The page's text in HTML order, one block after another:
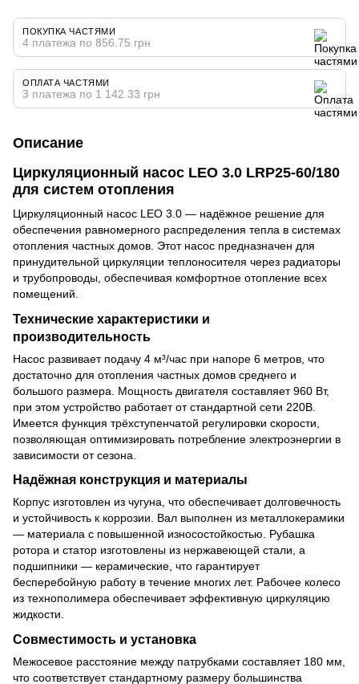
ПОКУПКА ЧАСТЯМИ
4 платежа по 856.75 грн
ОПЛАТА ЧАСТЯМИ
3 платежа по 1 142.33 грн
Описание
Циркуляционный насос LEO 3.0 LRP25-60/180
для систем отопления
Циркуляционный насос LEO 3.0 — надёжное решение для
обеспечения равномерного распределения тепла в системах
отопления частных домов. Этот насос предназначен для
принудительной циркуляции теплоносителя через радиаторы
и трубопроводы, обеспечивая комфортное отопление всех
помещений.
Технические характеристики и
производительность
Насос развивает подачу 4 м³/час при напоре 6 метров, что
достаточно для отопления частных домов среднего и
большого размера. Мощность двигателя составляет 960 Вт,
при этом устройство работает от стандартной сети 220В.
Имеется функция трёхступенчатой регулировки скорости,
позволяющая оптимизировать потребление электроэнергии в
зависимости от сезона.
Надёжная конструкция и материалы
Корпус изготовлен из чугуна, что обеспечивает долговечность
и устойчивость к коррозии. Вал выполнен из металлокерамики
— материала с повышенной износостойкостью. Рубашка
ротора и статор изготовлены из нержавеющей стали, а
подшипники — керамические, что гарантирует
бесперебойную работу в течение многих лет. Рабочее колесо
из технополимера обеспечивает эффективную циркуляцию
жидкости.
Совместимость и установка
Межосевое расстояние между патрубками составляет 180 мм,
что соответствует стандартному размеру большинства